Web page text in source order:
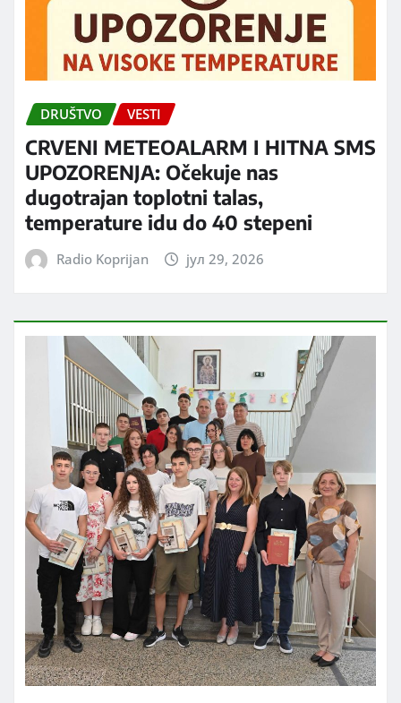
DRUŠTVO VESTI
CRVENI METEOALARM I HITNA SMS
UPOZORENJA: Očekuje nas
dugotrajan toplotni talas,
temperature idu do 40 stepeni
Radio Koprijan јул 29, 2026